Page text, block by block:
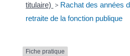
titulaire) > Rachat des années
retraite de la fonction publique
Fiche pratique